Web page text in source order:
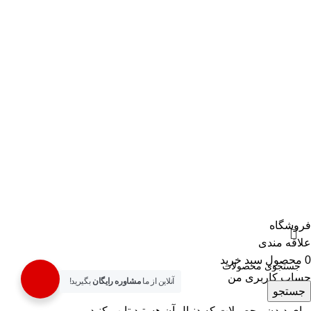
جستجو
فروشگاه
علاقه مندی
0 محصول سبد خرید
حساب کاربری من
آنلاین از مامشاوره رایگان بگیرید!